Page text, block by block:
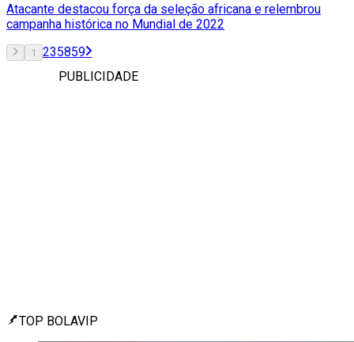
Atacante destacou força da seleção africana e relembrou
campanha histórica no Mundial de 2022
1 235859
PUBLICIDADE
TOP BOLAVIP